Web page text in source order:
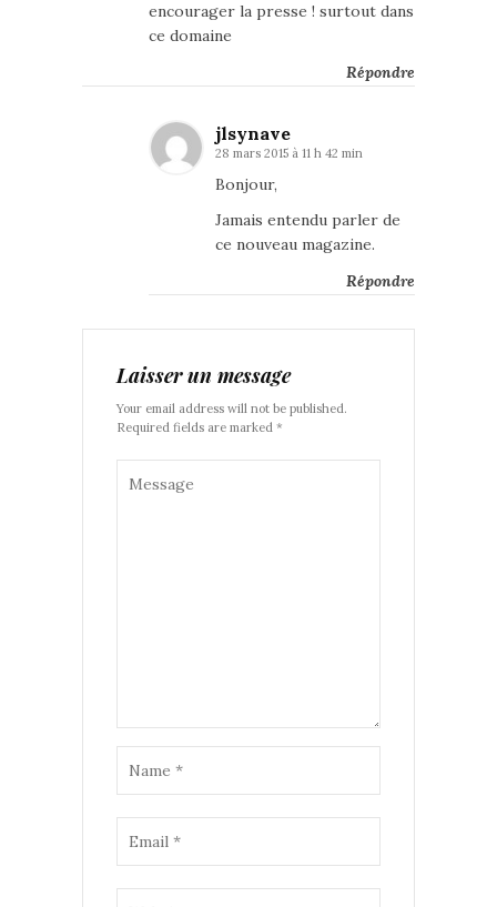
encourager la presse ! surtout dans
ce domaine
Répondre
jlsynave
28 mars 2015 à 11 h 42 min
Bonjour,
Jamais entendu parler de
ce nouveau magazine.
Répondre
Laisser un message
Your email address will not be published.
Required fields are marked *